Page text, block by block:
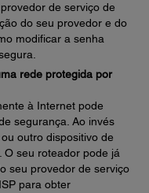
de serviço de
do seu provedor e do
modificar a senha
rede protegida por
à Internet pode
segurança. Ao invés
outro dispositivo de
O seu roteador pode já
seu provedor de serviço
para obter